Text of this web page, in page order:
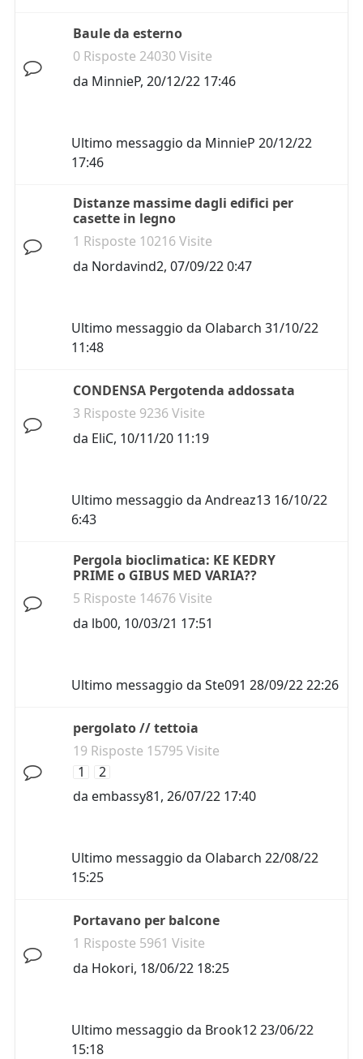
Baule da esterno
0 Risposte 24030 Visite
da MinnieP, 20/12/22 17:46
Ultimo messaggio da MinnieP 20/12/22
17:46
Distanze massime dagli edifici per
casette in legno
1 Risposte 10216 Visite
da Nordavind2, 07/09/22 0:47
Ultimo messaggio da Olabarch 31/10/22
11:48
CONDENSA Pergotenda addossata
3 Risposte 9236 Visite
da EliC, 10/11/20 11:19
Ultimo messaggio da Andreaz13 16/10/22
6:43
Pergola bioclimatica: KE KEDRY
PRIME o GIBUS MED VARIA??
5 Risposte 14676 Visite
da lb00, 10/03/21 17:51
Ultimo messaggio da Ste091 28/09/22 22:26
pergolato // tettoia
19 Risposte 15795 Visite
1
2
da embassy81, 26/07/22 17:40
Ultimo messaggio da Olabarch 22/08/22
15:25
Portavano per balcone
1 Risposte 5961 Visite
da Hokori, 18/06/22 18:25
Ultimo messaggio da Brook1223/06/22
15:18